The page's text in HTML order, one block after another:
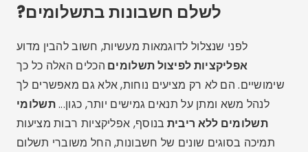
לשלם חשבונות בתשלומים?
לפני שנצלול לדוגמאות מעשיות, חשוב להבין מדוע
אפליקציות לפיצול תשלומים הכלים האלה כל כך
שימושיים. הם לא רק מציעים נוחות, אלא גם מאפשרים לך
לנהל משא ומתן על תנאים גמישים יותר, כגון...תשלומי
תשלומים ללא ריבית בנוסף, אפליקציות רבות מציעות
תמיכה בסוגים שונים של חשבונות, החל משוברי תשלום